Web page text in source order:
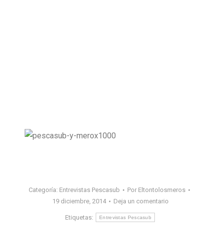
Categoría: Entrevistas Pescasub Por Eltontolosmeros
19 diciembre, 2014
Deja un comentario
Etiquetas: Entrevistas Pescasub